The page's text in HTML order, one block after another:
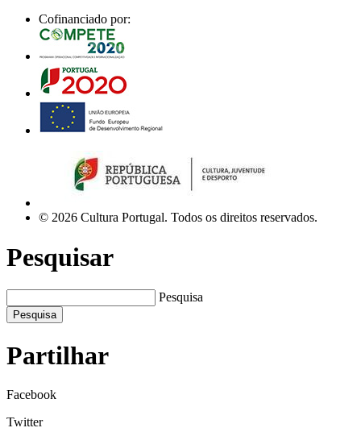
Cofinanciado por:
© 2026 Cultura Portugal. Todos os direitos reservados.
Pesquisar
Pesquisa
Pesquisa
Partilhar
Facebook
Twitter